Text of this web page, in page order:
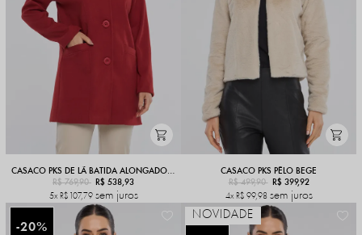
CASACO PKS DE LÃ BATIDA ALONGADO BORDÔ
R$ 769,90
R$ 538,93
5x R$ 107,79 sem juros
CASACO PKS PÊLO BEGE
R$ 499,90
R$ 399,92
4x R$ 99,98 sem juros
20%
NOVIDADE